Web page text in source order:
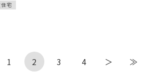
宅
1 2 3 4 ＞ ≫